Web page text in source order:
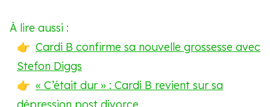
À lire aussi :
Cardi B confirme sa nouvelle grossesse avec
Stefon Diggs
« C’était dur » : Cardi B revient sur sa